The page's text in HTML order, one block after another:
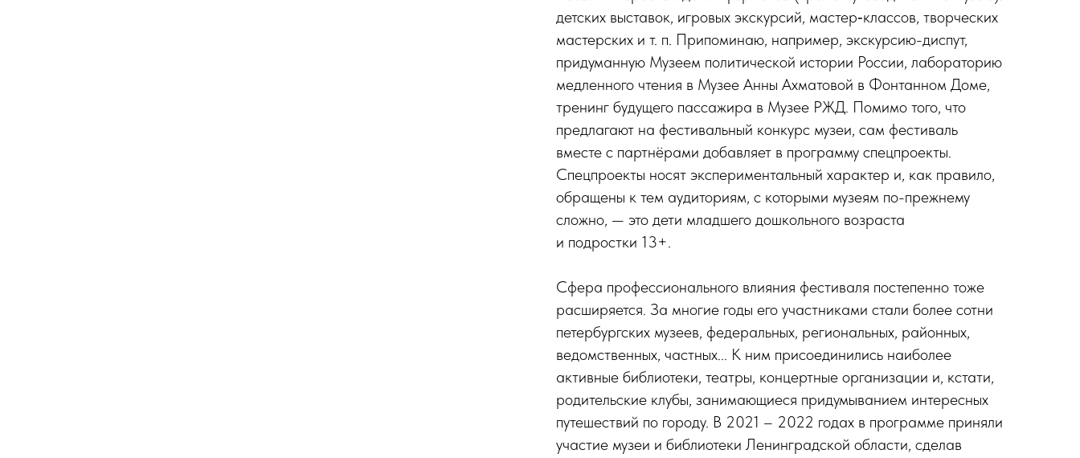
детских выставок, игровых экскурсий, мастер‑классов, творческих
мастерских и т. п. Припоминаю, например, экскурсию-диспут,
придуманную Музеем политической истории России, лабораторию
медленного чтения в Музее Анны Ахматовой в Фонтанном Доме,
тренинг будущего пассажира в Музее РЖД. Помимо того, что
предлагают на фестивальный конкурс музеи, сам фестиваль
вместе с партнёрами добавляет в программу спецпроекты.
Спецпроекты носят экспериментальный характер и, как правило,
обращены к тем аудиториям, с которыми музеям по-прежнему
сложно, — это дети младшего дошкольного возраста
и подростки 13+.
Сфера профессионального влияния фестиваля постепенно тоже
расширяется. За многие годы его участниками стали более сотни
петербургских музеев, федеральных, региональных, районных,
ведомственных, частных... К ним присоединились наиболее
активные библиотеки, театры, концертные организации и, кстати,
родительские клубы, занимающиеся придумыванием интересных
путешествий по городу. В 2021 – 2022 годах в программе приняли
участие музеи и библиотеки Ленинградской области, сделав